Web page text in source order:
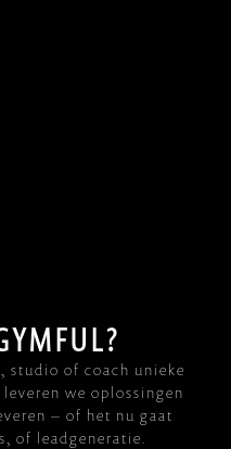
YMFUL?
stud io of coach unieke
leveren we oplossi ngen
veren – of het nu gaat
s of leadgeneratie